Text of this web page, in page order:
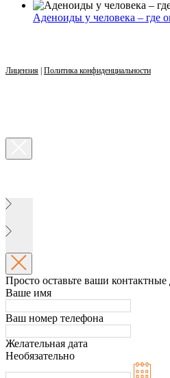
Аденоиды у человека – где
Лицензия Политика конфиденциальности
Просто оставьте ваши
Ваше имя
Ваш номер телефона
Желательная дата
Необязательно